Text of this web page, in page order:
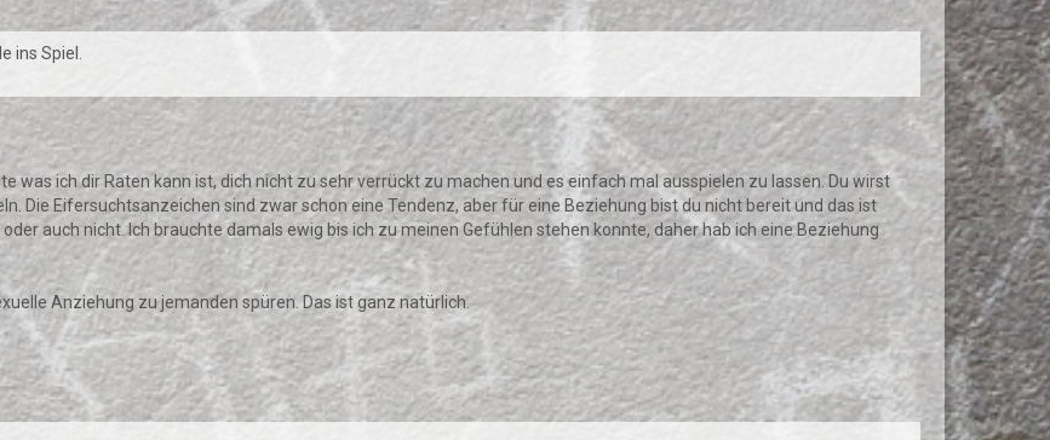
ins Spiel.
was ich dir Raten kann ist, dich nicht zu sehr verrückt zu machen und es einfach mal ausspielen zu lassen. Du wirst
Die Eifersuchtsanzeichen sind zwar schon eine Tendenz, aber für eine Beziehung bist du nicht bereit und das ist
auch nicht. Ich brauchte damals ewig bis ich zu meinen Gefühlen stehen konnte, daher hab ich eine Beziehung
Anziehung zu jemanden spüren. Das ist ganz natürlich.